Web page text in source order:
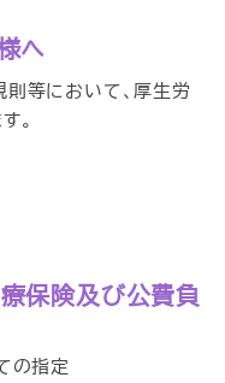
へ
等において、厚生労
。
保険及び公費負
の指定